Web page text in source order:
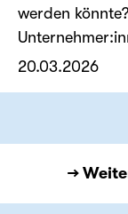
werden
20.03.2026
→